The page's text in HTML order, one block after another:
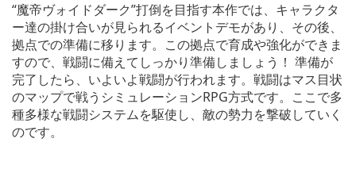
“魔帝ヴォイドダーク”打倒を目指す本作では、キャラクタ
ー達の掛け合いが見られるイベントデモがあり、その後、
拠点での準備に移ります。この拠点で育成や強化ができま
すので、戦闘に備えてしっかり準備しましょう！ 準備が
完了したら、いよいよ戦闘が行われます。戦闘はマス目状
のマップで戦うシミュレーションRPG方式です。ここで多
種多様な戦闘システムを駆使し、敵の勢力を撃破していく
のです。